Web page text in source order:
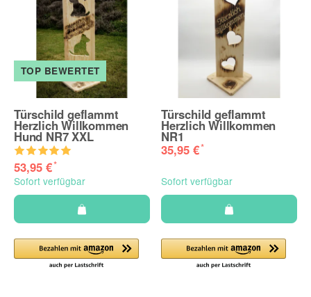
TOP BEWERTET
Türschild geflammt
Herzlich Willkommen
Hund NR7 XXL
53,95 €*
Sofort verfügbar
Türschild geflammt
Herzlich Willkommen
NR1
35,95 €*
Sofort verfügbar